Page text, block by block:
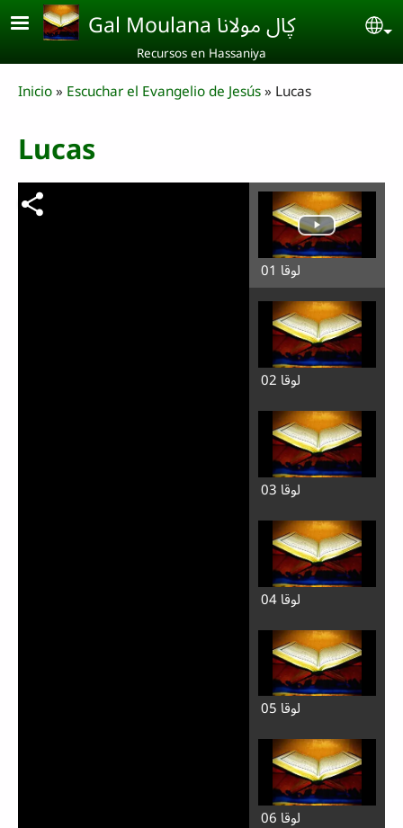
Skip to main content Gal Moulana ڮال مولانا
Recursos en Hassaniya
Breadcrumb
Inicio Escuchar el Evangelio de Jesús Lucas
Lucas
لوقا 01
لوقا 02
لوقا 03
لوقا 04
لوقا 05
لوقا 06